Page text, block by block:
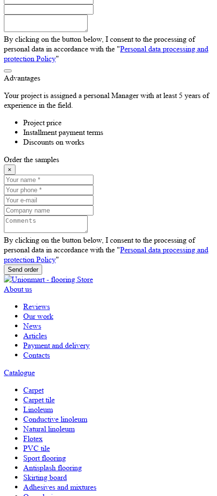
By clicking on the button below, I consent to the processing of
personal data in accordance with the "Personal data processing and
protection Policy"
Advantages
Your project is assigned a personal Manager with at least 5 years of
experience in the field.
Project price
Installment payment terms
Discounts on works
Order the samples
×
By clicking on the button below, I consent to the processing of
personal data in accordance with the "Personal data processing and
protection Policy"
Send order
About us
Reviews
Our work
News
Articles
Payment and delivery
Contacts
Catalogue
Carpet
Carpet tile
Linoleum
Сonductive linoleum
Natural linoleum
Flotex
PVC tile
Sport flooring
Antisplash flooring
Skirting board
Adhesives and mixtures